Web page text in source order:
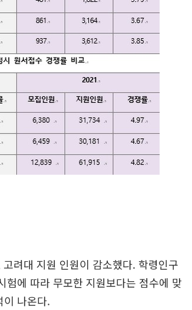
려대 지원 인원이 감소했다. 학령인구
험에 따라 무모한 지원보다는 점수에 맞
이 나온다.